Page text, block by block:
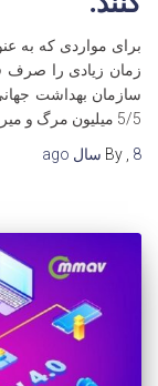
برای مواردی که به
زمان زیادی را صرف
سازمان بهداشت
5/5 میلیون مرگ و میر ناشی از آن را
By
8 سال